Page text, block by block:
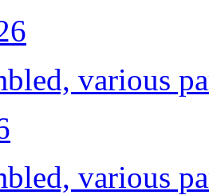
various
various